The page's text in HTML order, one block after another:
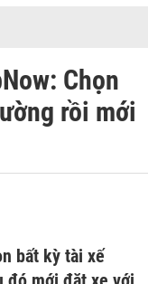
Chọn
rồi mới
bất kỳ tài xế